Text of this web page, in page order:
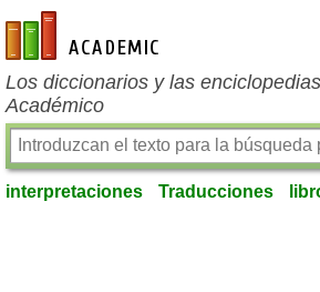
es-academic.com
Los diccionarios y las
Académico
interpretaciones Traducciones